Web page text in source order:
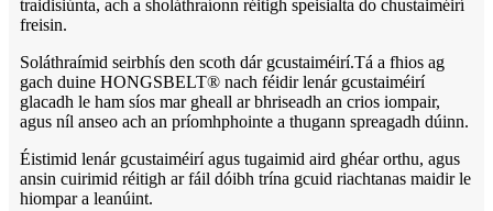
traidisiúnta, ach a sholáthraíonn réitigh speisialta do chustaiméirí
freisin.
Soláthraímid seirbhís den scoth dár gcustaiméirí.Tá a fhios ag
gach duine HONGSBELT® nach féidir lenár gcustaiméirí
glacadh le ham síos mar gheall ar bhriseadh an crios iompair,
agus níl anseo ach an príomhphointe a thugann spreagadh dúinn.
Éistimid lenár gcustaiméirí agus tugaimid aird ghéar orthu, agus
ansin cuirimid réitigh ar fáil dóibh trína gcuid riachtanas maidir le
hiompar a leanúint.